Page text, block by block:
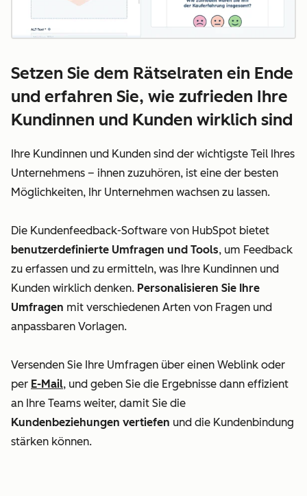
Setzen Sie dem Rätselraten ein Ende
und erfahren Sie, wie zufrieden Ihre
Kundinnen und Kunden wirklich sind
Ihre Kundinnen und Kunden sind der wichtigste Teil Ihres
Unternehmens – ihnen zuzuhören, ist eine der besten
Möglichkeiten, Ihr Unternehmen wachsen zu lassen.
Die Kundenfeedback-Software von HubSpot bietet
benutzerdefinierte Umfragen und Tools, um Feedback
zu erfassen und zu ermitteln, was Ihre Kundinnen und
Kunden wirklich denken. Personalisieren Sie Ihre
Umfragen mit verschiedenen Arten von Fragen und
anpassbaren Vorlagen.
Versenden Sie Ihre Umfragen über einen Weblink oder
per E-Mail, und geben Sie die Ergebnisse dann effizient
an Ihre Teams weiter, damit Sie die
Kundenbeziehungen vertiefen und die Kundenbindung
stärken können.